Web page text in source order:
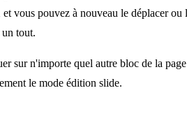
vous pouvez à nouveau le déplacer ou
tout.
sur n'importe quel autre bloc de la page
le mode édition slide.